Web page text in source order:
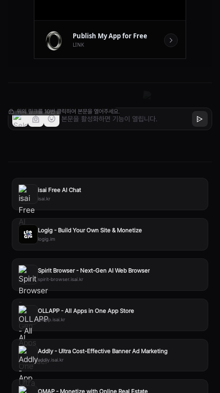
기사 : 정보처리기사, 정보보안기사, 빅데이터분석기사
위의 링크를 10번 클릭하여 본문을 열어주세요.
isai Free AI Chat
isai.kr
Logig - Build Your Own Site & Monetize
logig.im
Spirit Browser - Next-Gen AI Web Browser
spirit-browser.isai.kr
OLLAPP - All Apps in One App Store
ollapp.isai.kr
Addly - Ultra Cost-Effective Banner Ad Marketing
addly.isai.kr
OMAP - Monetize with Online Real Estate